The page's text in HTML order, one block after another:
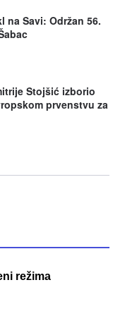
na Savi: Održan 56.
Stojšić izborio
prvenstvu za
režima